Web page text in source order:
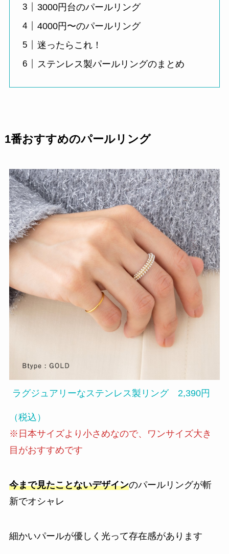
3000円台のパールリング
4000円〜のパールリング
迷ったらこれ！
ステンレス製パールリングのまとめ
1番おすすめのパールリング
ラグジュアリーなステンレス製リング 2,390円
（税込）
※日本サイズより小さめなので、ワンサイズ大き
目がおすすめです
今まで見たことないデザインのパールリングが斬
新でオシャレ
細かいパールが優しく光って存在感があります